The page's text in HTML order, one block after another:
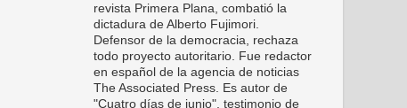
revista Primera Plana, combatió la
dictadura de Alberto Fujimori.
Defensor de la democracia, rechaza
todo proyecto autoritario. Fue redactor
en español de la agencia de noticias
The Associated Press. Es autor de
"Cuatro días de junio", testimonio de